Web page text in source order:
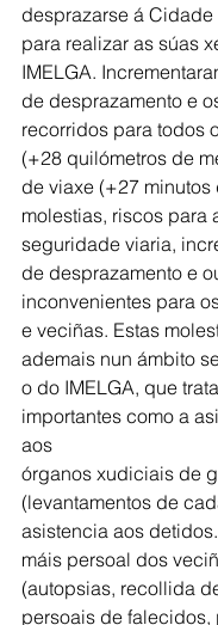
desprazarse á
para realizar as súas
IMELGA.
de desprazamento e
recorridos para todos
(+28 quilómetros de
de viaxe (+27
molestias, riscos para
seguridade viaria,
de desprazamento e
inconvenientes para
e veciñas. Estas
ademais nun ámbito
o do IMELGA, que
importantes como a
aos
órganos xudiciais de
(levantamentos de
asistencia aos
máis persoal dos
(autopsias, recollida
persoais de